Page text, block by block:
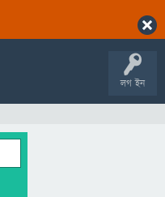
লগ ইন